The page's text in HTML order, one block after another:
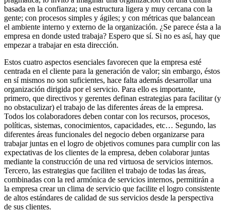
basada en la confianza; una estructura ligera y muy cercana con la
gente; con procesos simples y ágiles; y con métricas que balancean
el ambiente interno y externo de la organización. ¿Se parece ésta a la
empresa en donde usted trabaja? Espero que sí. Si no es así, hay que
empezar a trabajar en esta dirección.
Estos cuatro aspectos esenciales favorecen que la empresa esté
centrada en el cliente para la generación de valor; sin embargo, éstos
en sí mismos no son suficientes, hace falta además desarrollar una
organización dirigida por el servicio. Para ello es importante,
primero, que directivos y gerentes definan estrategias para facilitar (y
no obstaculizar) el trabajo de las diferentes áreas de la empresa.
Todos los colaboradores deben contar con los recursos, procesos,
políticas, sistemas, conocimientos, capacidades, etc… Segundo, las
diferentes áreas funcionales del negocio deben organizarse para
trabajar juntas en el logro de objetivos comunes para cumplir con las
expectativas de los clientes de la empresa, deben colaborar juntas
mediante la construcción de una red virtuosa de servicios internos.
Tercero, las estrategias que faciliten el trabajo de todas las áreas,
combinadas con la red armónica de servicios internos, permitirán a
la empresa crear un clima de servicio que facilite el logro consistente
de altos estándares de calidad de sus servicios desde la perspectiva
de sus clientes.